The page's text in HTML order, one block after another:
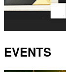
EVENTS